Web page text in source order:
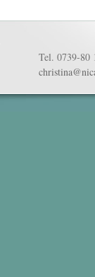
Tel. 0739-80